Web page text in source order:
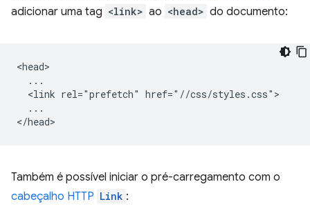
adicionar uma tag <link> ao <head> do documento:
<head>
  ...
  <link rel="prefetch" href="//css/styles.css">
  ...
Também é possível iniciar o pré-carregamento com o
cabeçalho HTTP Link :